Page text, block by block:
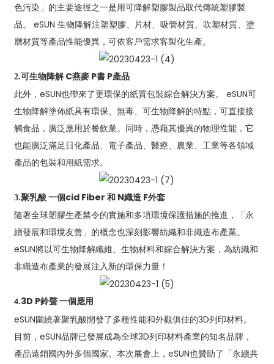
色污染」的主要途徑之一是用可降解塑膠製品取代傳統塑膠製
品。 eSUN 生物降解注塑塑膠、片材、吸管材質、吹塑材質、塗
層材質等產品性能優異，可依客戶需求客製化生產。
2.可生物降解C燕麥 P書 P產品
此外，eSUN也帶來了更環保的紙質包裝綜合解決方案。 eSUN可
生物降解塗佈紙具有環保、無毒、可生物降解的特點，可直接接
觸食品，廣泛應用於餐飲業。同時，憑藉其優異的物理性能，它
也能廣泛滿足日化產品、電子產品、醫療、農業、工業等各領域
產品的包裝和用紙需求。
3.聚乳酸一個cid Fiber 和 N織造 F外套
隨著全球塑膠生產禁令的實施和多項環境保護措施的推進，「永
續發展和環境友善」的概念也深刻影響紡織和非織造布產業。
eSUN將以可生物降解纖維、生物材料和綜合解決方案，為紡織和
非織造布產業的發展注入新的環保力量！
4.3D P鈴聲一個應用
eSUN圍繞著聚乳酸開發了多種性能和外觀俱佳的3D列印材料。
目前，eSUN品牌已發展成為全球3D列印材料產業的知名品牌，
產品遠銷國內外多個國家。本次展會上，eSUN也贊助了「永續共